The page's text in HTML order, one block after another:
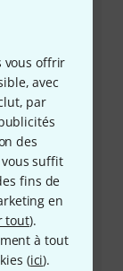
vous offrir
avec
par
des
suffit
fins de
en
tout).
à tout
(ici).